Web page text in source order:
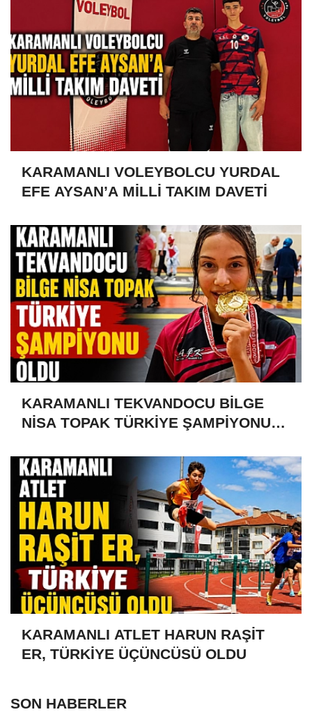
KARAMANLI VOLEYBOLCU YURDAL
EFE AYSAN’A MİLLİ TAKIM DAVETİ
KARAMANLI TEKVANDOCU BİLGE
NİSA TOPAK TÜRKİYE ŞAMPİYONU
KARAMANLI ATLET HARUN RAŞİT
ER, TÜRKİYE ÜÇÜNCÜSÜ OLDU
SON HABERLER